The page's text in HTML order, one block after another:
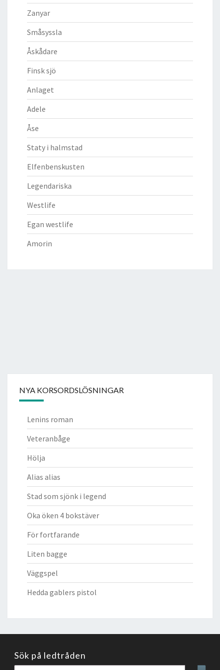
Zanyar
Småsyssla
Åskådare
Finsk sjö
Anlaget
Adele
Åse
Staty i halmstad
Elfenbenskusten
Legendariska
Westlife
Egan westlife
Amorin
NYA KORSORDSLÖSNINGAR
Lenins roman
Veteranbåge
Hölja
Alias alias
Stad som sjönk i legend
Oka öken 4 bokstäver
För fortfarande
Liten bagge
Väggspel
Hedda gablers pistol
Sök på ledtråden